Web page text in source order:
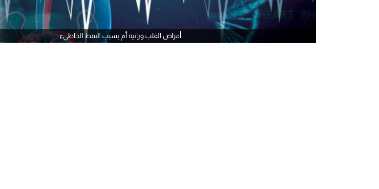
أمراض القلب وراثية أم بسبب النمط الخاطيء